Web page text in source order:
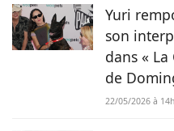
tout naturellement qu’elle
vivre de ses deux passions.
Yuri
son
dans « La
de
22/05/2026 à